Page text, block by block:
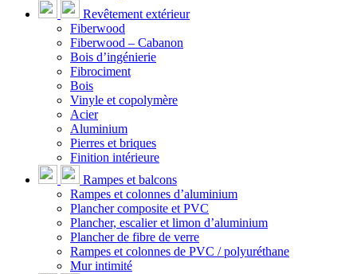
Revêtement extérieur
Fiberwood
Fiberwood – Cabanon
Bois d’ingénierie
Fibrociment
Bois
Vinyle et copolymère
Acier
Aluminium
Pierres et briques
Finition intérieure
Rampes et balcons
Rampes et colonnes d’aluminium
Plancher composite et PVC
Plancher, escalier et limon d’aluminium
Plancher de fibre de verre
Rampes et colonnes de PVC / polyuréthane
Mur intimité